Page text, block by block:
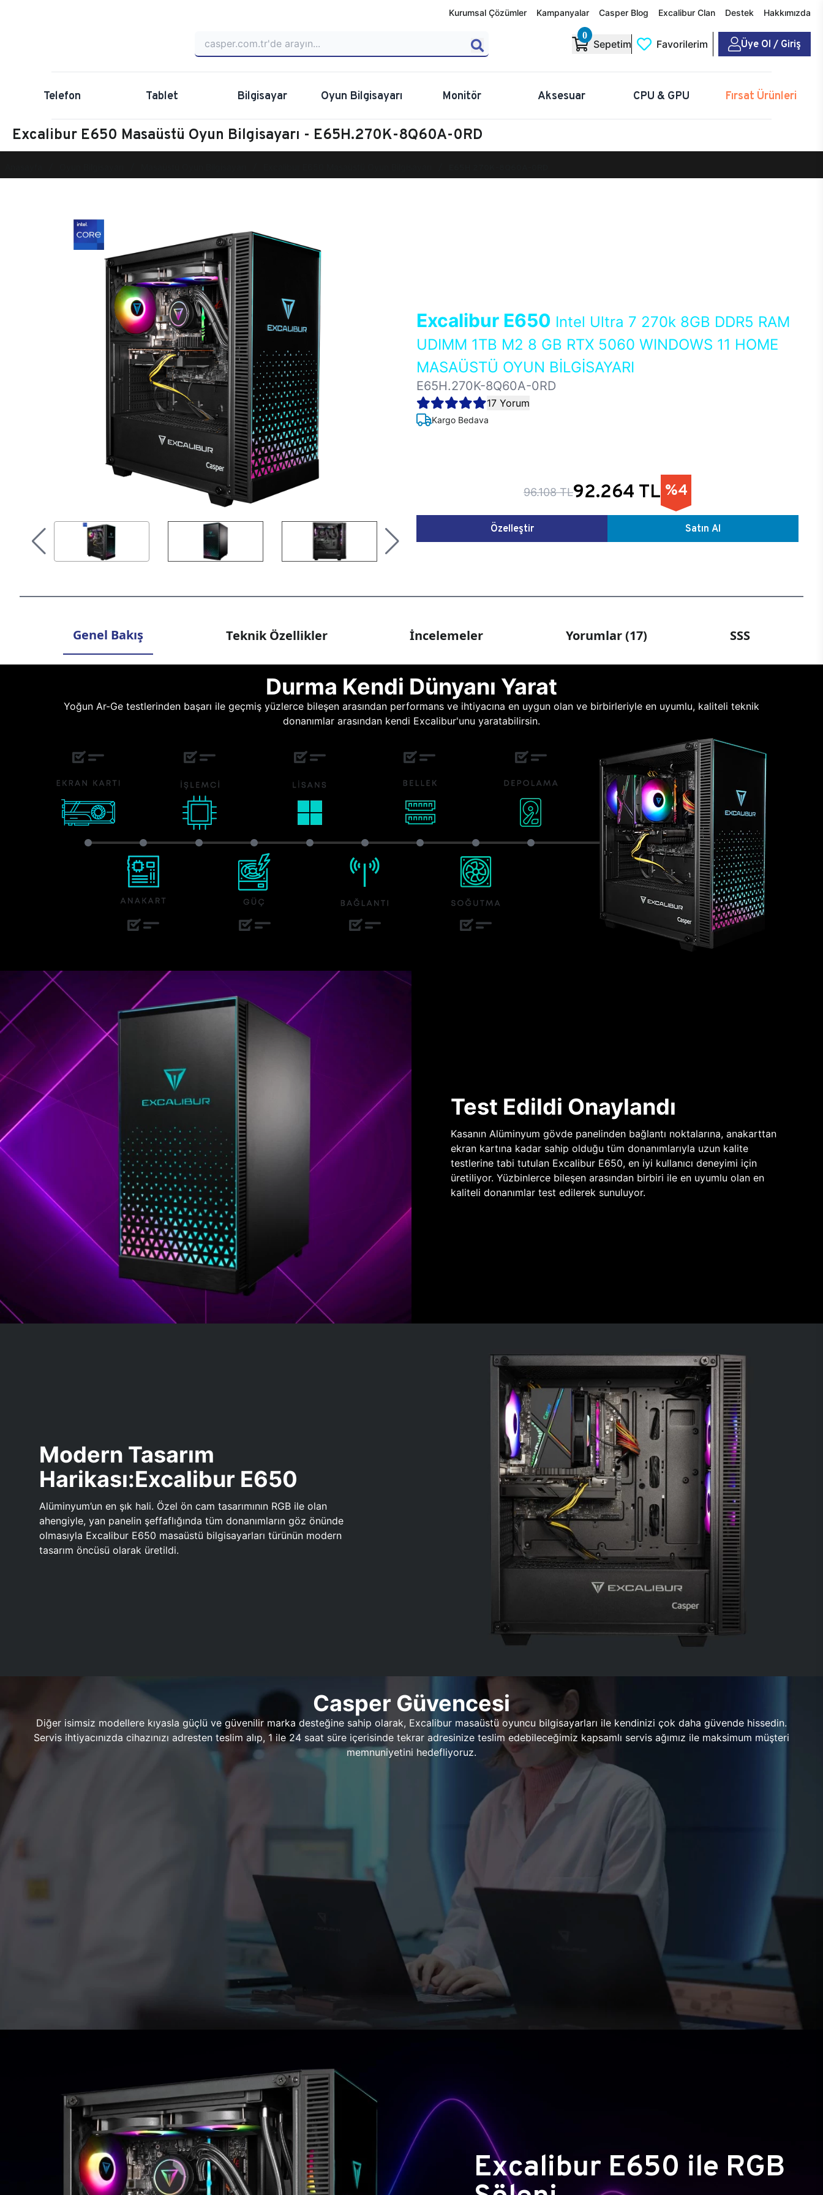
Kurumsal Çözümler Kampanyalar Casper Blog Excalibur Clan Destek Hakkımızda
0
Sepetim Favorilerim Üye Ol / Giriş
Telefon Tablet Bilgisayar Oyun Bilgisayarı Monitör Aksesuar CPU & GPU Fırsat Ürünleri
Excalibur E650 Masaüstü Oyun Bilgisayarı - E65H.270K-8Q60A-0RD
Excalibur E650 Intel Ultra 7 270k 8GB DDR5 RAM
UDIMM 1TB M2 8 GB RTX 5060 WINDOWS 11 HOME
MASAÜSTÜ OYUN BİLGİSAYARI
E65H.270K-8Q60A-0RD
17 Yorum
Kargo Bedava
96.108 TL92.264 TL %4
Özelleştir Satın Al
Genel Bakış Teknik Özellikler İncelemeler Yorumlar (17) SSS
Durma Kendi Dünyanı Yarat
Yoğun Ar-Ge testlerinden başarı ile geçmiş yüzlerce bileşen arasından performans ve ihtiyacına en uygun olan ve birbirleriyle en uyumlu, kaliteli teknik
donanımlar arasından kendi Excalibur'unu yaratabilirsin.
Test Edildi Onaylandı
Kasanın Alüminyum gövde panelinden bağlantı noktalarına, anakarttan
ekran kartına kadar sahip olduğu tüm donanımlarıyla uzun kalite
testlerine tabi tutulan Excalibur E650, en iyi kullanıcı deneyimi için
üretiliyor. Yüzbinlerce bileşen arasından birbiri ile en uyumlu olan en
kaliteli donanımlar test edilerek sunuluyor.
Modern Tasarım
Harikası:Excalibur E650
Alüminyum’un en şık hali. Özel ön cam tasarımının RGB ile olan
ahengiyle, yan panelin şeffaflığında tüm donanımların göz önünde
olmasıyla Excalibur E650 masaüstü bilgisayarları türünün modern
tasarım öncüsü olarak üretildi.
Casper Güvencesi
Diğer isimsiz modellere kıyasla güçlü ve güvenilir marka desteğine sahip olarak, Excalibur masaüstü oyuncu bilgisayarları ile kendinizi çok daha güvende hissedin.
Servis ihtiyacınızda cihazınızı adresten teslim alıp, 1 ile 24 saat süre içerisinde tekrar adresinize teslim edebileceğimiz kapsamlı servis ağımız ile maksimum müşteri
memnuniyetini hedefliyoruz.
Excalibur E650 ile RGB